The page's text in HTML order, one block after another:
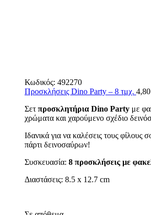
Κωδικός: 492270
Προσκλήσεις Dino Party – 8 τμχ. 4,80
Σετ προσκλητήρια Dino Party με
χρώματα και χαρούμενο σχέδιο
Ιδανικά για να καλέσεις τους φίλους
πάρτι δεινοσαύρων!
Συσκευασία: 8 προσκλήσεις με
Διαστάσεις: 8.5 x 12.7 cm